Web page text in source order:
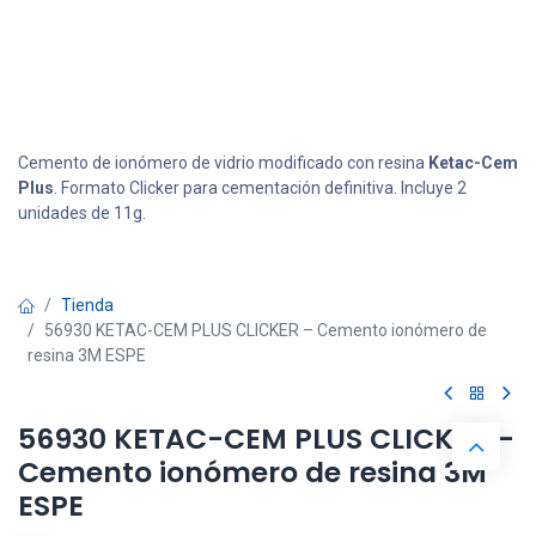
Cemento de ionómero de vidrio modificado con resina Ketac-Cem
Plus . Formato Clicker para cementación definitiva. Incluye 2
unidades de 11g.
Tienda
56930 KETAC-CEM PLUS CLICKER – Cemento ionómero de
resina 3M ESPE
56930 KETAC-CEM PLUS CLICKER –
Cemento ionómero de resina 3M
ESPE